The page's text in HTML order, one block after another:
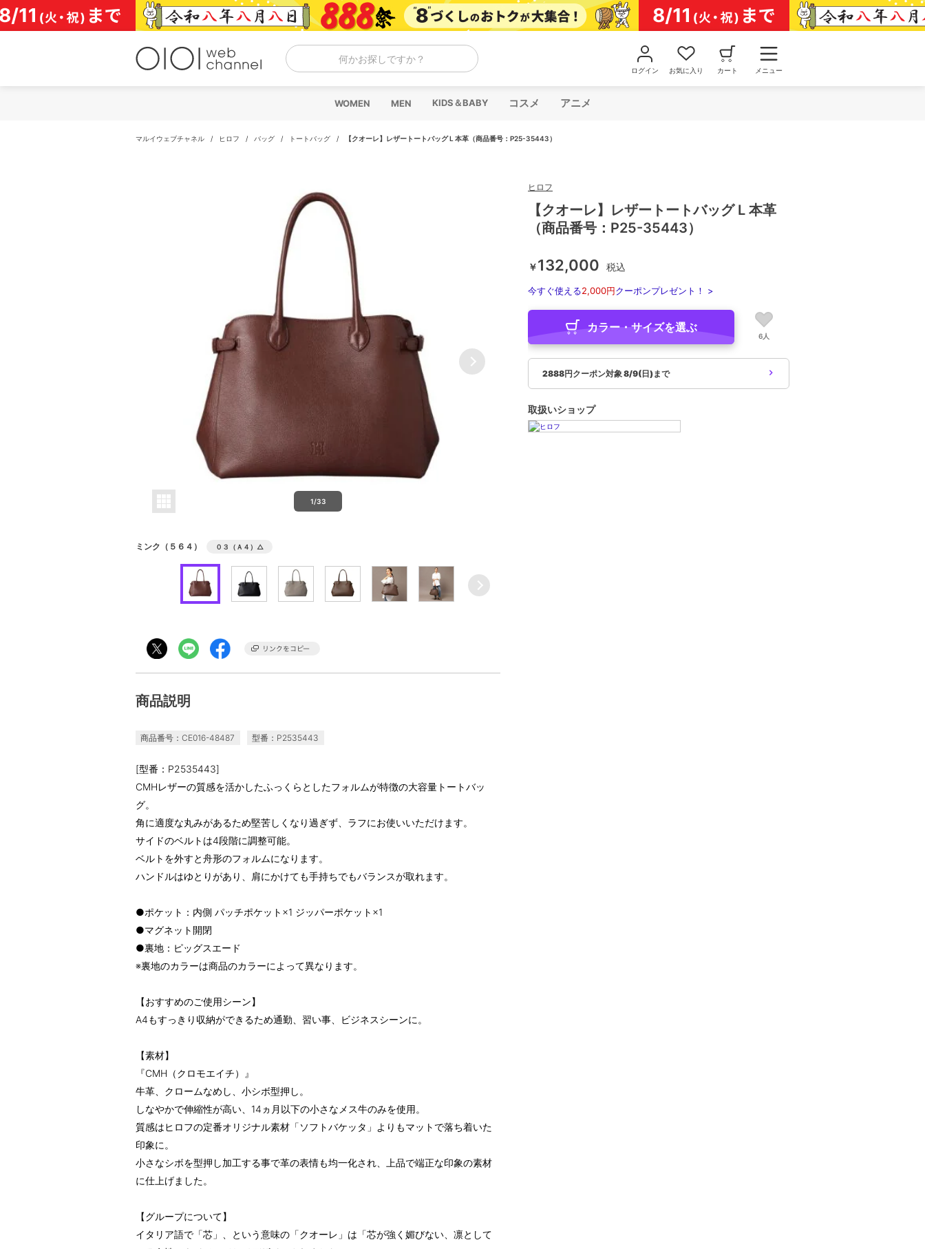
コ
ン
テ
何かお探しですか？
ログイン お気に入り カート メニュー
WOMEN MEN KIDS＆BABY コスメ アニメ
マルイウェブチャネル / ヒロフ / バッグ / トートバッグ / 【クオーレ】レザートートバッグ L 本革（商品番号：P25-35443）
1/33
ミンク（５６４） ０３（Ａ４） △
商品説明
商品番号：CE016-48487 型番：P2535443
[型番：P2535443]
CMHレザーの質感を活かしたふっくらとしたフォルムが特徴の大容量トートバッ
グ。
角に適度な丸みがあるため堅苦しくなり過ぎず、ラフにお使いいただけます。
サイドのベルトは4段階に調整可能。
ベルトを外すと舟形のフォルムになります。
ハンドルはゆとりがあり、肩にかけても手持ちでもバランスが取れます。
●ポケット：内側 パッチポケット×1 ジッパーポケット×1
●マグネット開閉
●裏地：ピッグスエード
※裏地のカラーは商品のカラーによって異なります。
【おすすめのご使用シーン】
A4もすっきり収納ができるため通勤、習い事、ビジネスシーンに。
【素材】
『CMH（クロモエイチ）』
牛革、クロームなめし、小シボ型押し。
しなやかで伸縮性が高い、14ヵ月以下の小さなメス牛のみを使用。
質感はヒロフの定番オリジナル素材「ソフトバケッタ」よりもマットで落ち着いた
印象に。
小さなシボを型押し加工する事で革の表情も均一化され、上品で端正な印象の素材
に仕上げました。
【グループについて】
イタリア語で「芯」、という意味の「クオーレ」は「芯が強く媚びない、凛として
ヒロフ
【クオーレ】レザートートバッグ L 本革
（商品番号：P25-35443）
￥132,000 税込
今すぐ使える2,000円クーポンプレゼント！ >
カラー・サイズを選ぶ
6人
2888円クーポン対象 8/9(日)まで
取扱いショップ